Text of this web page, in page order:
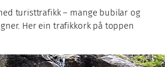
turisttrafikk – mange bubilar og
Her ein trafikkork på toppen